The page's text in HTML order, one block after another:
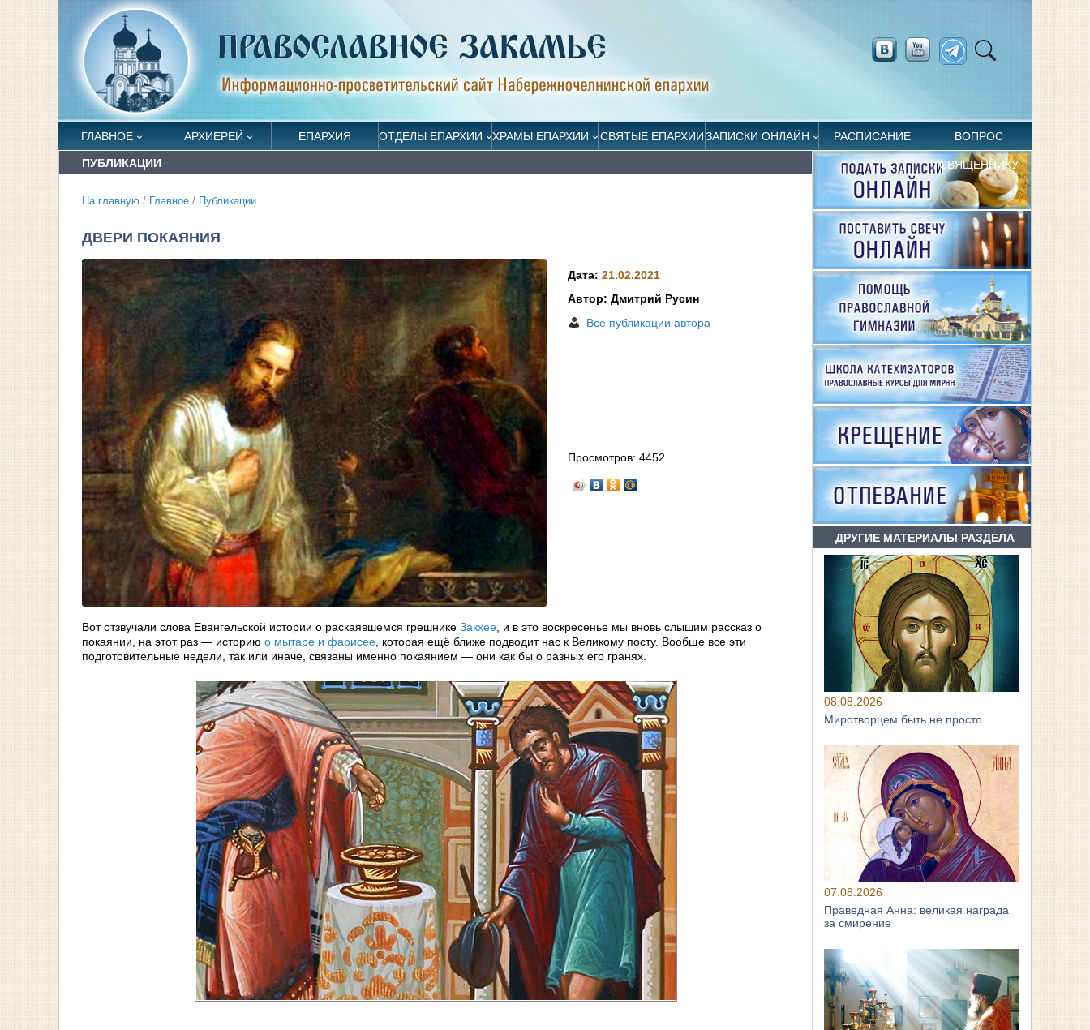
ГЛАВНОЕ АРХИЕРЕЙ ЕПАРХИЯ ОТДЕЛЫ ЕПАРХИИ ХРАМЫ ЕПАРХИИ СВЯТЫЕ ЕПАРХИИЗАПИСКИ ОНЛАЙН РАСПИСАНИЕ ВОПРОС
СВЯЩЕННИКУ
ПУБЛИКАЦИИ
На главную / Главное / Публикации
ДВЕРИ ПОКАЯНИЯ
Дата:21.02.2021
Автор: Дмитрий Русин
Все публикации автора
Просмотров:4452
Вот отзвучали слова Евангельской истории о раскаявшемся грешнике Закхее, и в это воскресенье мы вновь слышим рассказ о
покаянии, на этот раз — историю о мытаре и фарисее, которая ещё ближе подводит нас к Великому посту. Вообще все эти
подготовительные недели, так или иначе, связаны именно покаянием — они как бы о разных его гранях.
ДРУГИЕ МАТЕРИАЛЫ РАЗДЕЛА
08.08.2026
Миротворцем быть не просто
07.08.2026
Праведная Анна: великая награда
за смирение